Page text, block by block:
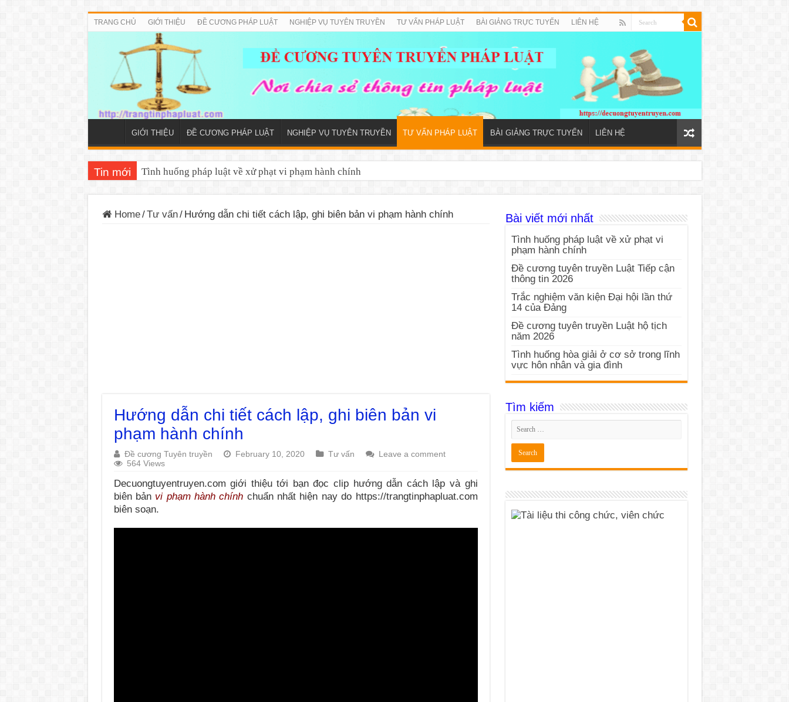
TRANG CHỦ GIỚI THIỆU ĐỀ CƯƠNG PHÁP LUẬT NGHIỆP VỤ TUYÊN TRUYỀN TƯ VẤN PHÁP LUẬT BÀI GIẢNG TRỰC TUYẾN LIÊN HỆ
GIỚI THIỆU ĐỀ CƯƠNG PHÁP LUẬT NGHIỆP VỤ TUYÊN TRUYỀN TƯ VẤN PHÁP LUẬT BÀI GIẢNG TRỰC TUYẾN LIÊN HỆ
Tin mới Tình huống pháp luật về xử phạt vi phạm hành chính
Home/Tư vấn/ Hướng dẫn chi tiết cách lập, ghi biên bản vi phạm hành chính
Hướng dẫn chi tiết cách lập, ghi biên bản vi
phạm hành chính
Đề cương Tuyên truyền February 10, 2020 Tư vấn
Leave a comment
564 Views
Decuongtuyentruyen.com giới thiệu tới bạn đọc clip hướng dẫn cách lập và ghi
biên bản vi phạm hành chính chuẩn nhất hiện nay do https://trangtinphapluat.com
biên soạn.
Bài viết mới nhất
Tình huống pháp luật về xử phạt vi
phạm hành chính
Đề cương tuyên truyền Luật Tiếp cận
thông tin 2026
Trắc nghiệm văn kiện Đại hội lần thứ
14 của Đảng
Đề cương tuyên truyền Luật hộ tịch
năm 2026
Tình huống hòa giải ở cơ sở trong lĩnh
vực hôn nhân và gia đình
Tìm kiếm